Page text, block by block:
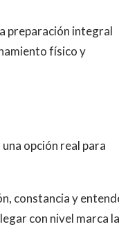
preparación integral
físico y
opción real para
constancia y
con nivel marca la